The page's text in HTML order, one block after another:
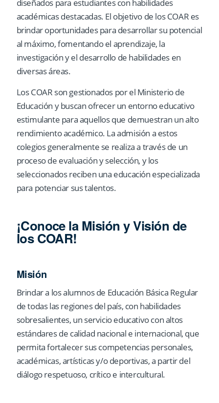
diseñados para estudiantes con habilidades
académicas destacadas. El objetivo de los COAR es
brindar oportunidades para desarrollar su potencial
al máximo, fomentando el aprendizaje, la
investigación y el desarrollo de habilidades en
diversas áreas.
Los COAR son gestionados por el Ministerio de
Educación y buscan ofrecer un entorno educativo
estimulante para aquellos que demuestran un alto
rendimiento académico. La admisión a estos
colegios generalmente se realiza a través de un
proceso de evaluación y selección, y los
seleccionados reciben una educación especializada
para potenciar sus talentos.
¡Conoce la Misión y Visión de
los COAR!
Misión
Brindar a los alumnos de Educación Básica Regular
de todas las regiones del país, con habilidades
sobresalientes, un servicio educativo con altos
estándares de calidad nacional e internacional, que
permita fortalecer sus competencias personales,
académicas, artísticas y/o deportivas, a partir del
diálogo respetuoso, crítico e intercultural.